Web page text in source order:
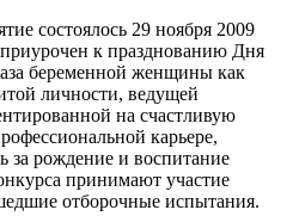
состоялось 29 ноября 2009
к празднованию Дня
беременной женщины как
личности, ведущей
на счастливую
карьере,
за рождение и воспитание
принимают участие
отборочные испытания.